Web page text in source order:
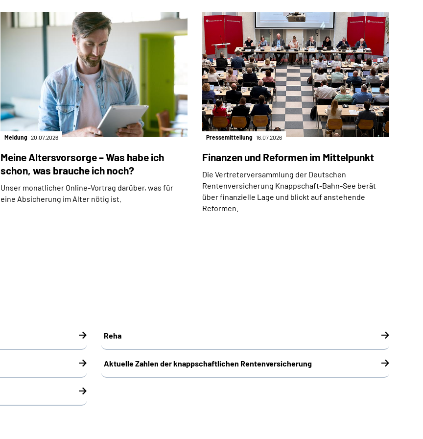
Meldung 20.07.2026
Meine Altersvorsorge – Was habe ich
schon, was brauche ich noch?
Unser monatlicher Online-Vortrag darüber, was für
eine Absicherung im Alter nötig ist.
Pressemitteilung 16.07.2026
Finanzen und Reformen im Mittelpunkt
Die Vertreterversammlung der Deutschen
Rentenversicherung Knappschaft-Bahn-See berät
über finanzielle Lage und blickt auf anstehende
Reformen.
Reha
Aktuelle Zahlen der knappschaftlichen Rentenversicherung